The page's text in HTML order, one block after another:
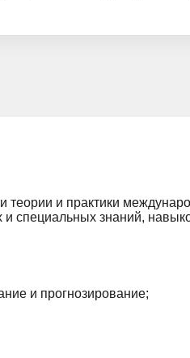
и практики
специальных знаний,
и прогнозирование;